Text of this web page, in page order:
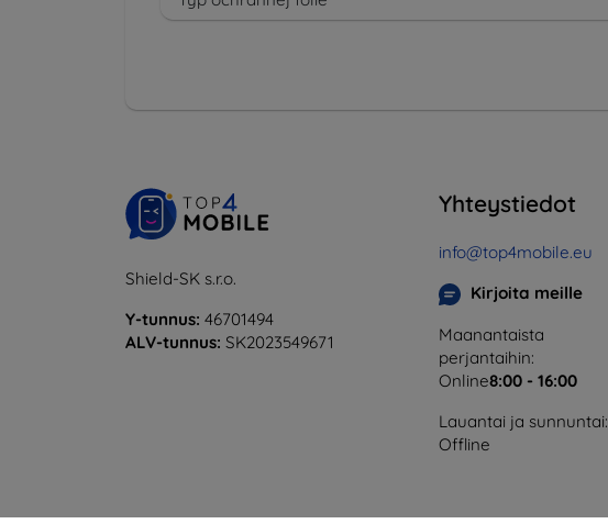
Shield-SK s.r.o.
Y-tunnus: 46701494
ALV-tunnus: SK2023549671
Yhteystiedot
info@top4mobile.eu
Kirjoita meille
Maanantaista
perjantaihin:
Online8:00 - 16:00
Lauantai ja sunnuntai:
Offline